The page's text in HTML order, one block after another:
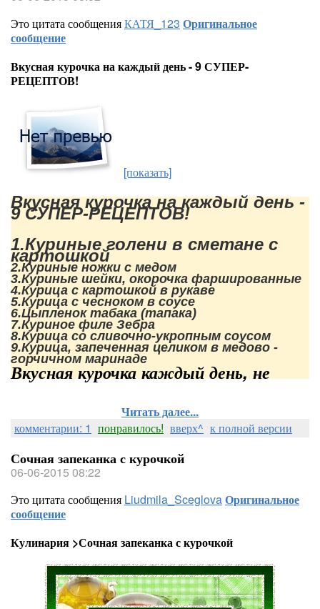
Это цитата сообщенияКАТЯ_123 Оригинальное
сообщение
Вкусная курочка на каждый день - 9 СУПЕР-
РЕЦЕПТОВ!
[показать]
Вкусная курочка на каждый день -
9 СУПЕР-РЕЦЕПТОВ!
1.Куриные голени в сметане с
картошкой
2.Куриные ножки с медом
3.Куриные шейки, окорочка фаршированные
4.Курица с картошкой в рукаве
5.Курица с чесноком в соусе
6.Цыпленок табака (тапака)
7.Куриное филе Зебра
8.Курица со сливочно-укропным соусом
9.Курица, запеченная целиком в медово -
горчичном маринаде
Вкусная курочка каждый день, не
Читать далее...
комментарии: 1 понравилось! вверх^ к полной версии
Сочная запеканка с курочкой
06-06-2015 08:22
Это цитата сообщения Liudmila_SceglovaОригинальное
сообщение
Кулинария >Сочная запеканка с курочкой